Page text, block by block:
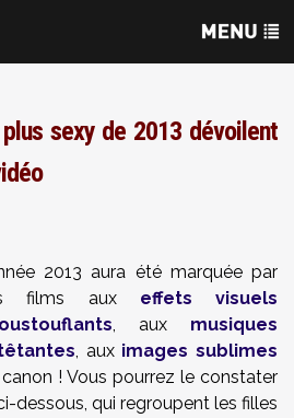
sexy de 2013 dévoilent
2013 aura été marquée par
films auxeffets visuels
, aux musiques
, aux images sublimes
! Vous pourrez le constater
dessous, qui regroupent les filles